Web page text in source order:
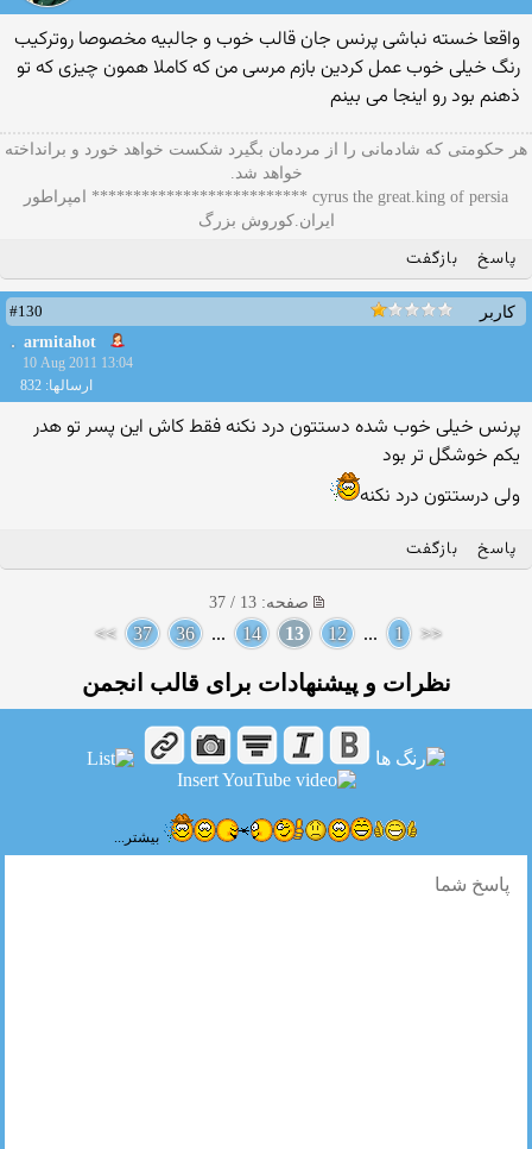
واقعا خسته نباشی پرنس جان قالب خوب و جالبیه مخصوصا روترکیب
رنگ خیلی خوب عمل کردین بازم مرسی من که کاملا همون چیزی که تو
ذهنم بود رو اینجا می بینم
هر حکومتی که شادمانی را از مردمان بگیرد شکست خواهد خورد و برانداخته
خواهد شد.
cyrus the great.king of persia ************************** امپراطور
ایران.کوروش بزرگ
پاسخ بازگفت
کاربر
#130
armitahot
10 Aug 2011 13:04
ارسالها: 832
پرنس خیلی خوب شده دستتون درد نكنه فقط كاش این پسر تو هدر
یكم خوشگل تر بود
ولی درستتون درد نكنه
پاسخ بازگفت
صفحه: 13 / 37
<<
1
...
12
13
14
...
36
37
>>
نظرات و پیشنهادات برای قالب انجمن
بیشتر...